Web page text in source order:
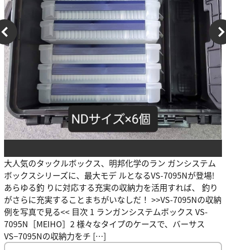
大人気のタックルボックス、明邦化学のラン ガンシステム
ボックスシリーズに、最大モデ ルとなるVS-7095Nが登場!
あらゆる釣 りに対応する充実の収納力を活用すれば、 釣り
がさらに充実することまちがいなしだ！ >>VS-7095Nの収納
例を写真で見る<< 目次 1 ランガンシステムボックス VS-
7095N［MEIHO］2 様々なタイプのケースで、バーサス
VS−7095Nの収納力をチ […]